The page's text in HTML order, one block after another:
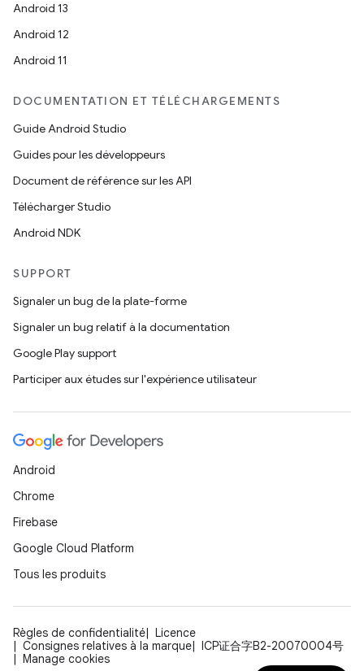
Android 13
Android 12
Android 11
DOCUMENTATION ET TÉLÉCHARGEMENTS
Guide Android Studio
Guides pour les développeurs
Document de référence sur les API
Télécharger Studio
Android NDK
SUPPORT
Signaler un bug de la plate-forme
Signaler un bug relatif à la documentation
Google Play support
Participer aux études sur l'expérience utilisateur
Android
Chrome
Firebase
Google Cloud Platform
Tous les produits
Règles de confidentialité
Licence
Consignes relatives à la marque
ICP证合字B2-20070004号
Manage cookies